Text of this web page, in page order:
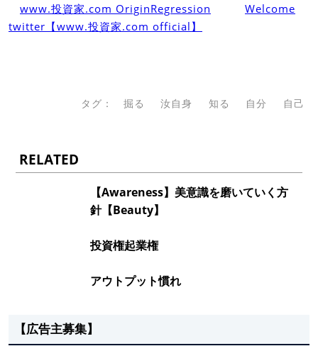
www.投資家.com OriginRegression
Welcome
twitter【www.投資家.com official】
タグ： 掘る 汝自身 知る 自分 自己
RELATED
【Awareness】美意識を磨いていく方
針【Beauty】
投資権起業権
アウトプット慣れ
【広告主募集】